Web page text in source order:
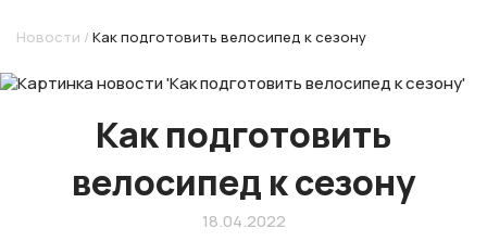
Новости / Как подготовить велосипед к сезону
Как подготовить
велосипед к сезону
18.04.2022